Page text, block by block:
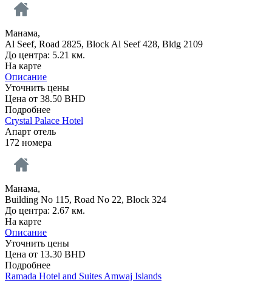
Манама,
Al Seef, Road 2825, Block Al Seef 428, Bldg 2109
До центра: 5.21 км.
На карте
Описание
Уточнить цены
Цена от 38.50 BHD
Подробнее
Crystal Palace Hotel
Апарт отель
172 номера
Манама,
Building No 115, Road No 22, Block 324
До центра: 2.67 км.
На карте
Описание
Уточнить цены
Цена от 13.30 BHD
Подробнее
Ramada Hotel and Suites Amwaj Islands